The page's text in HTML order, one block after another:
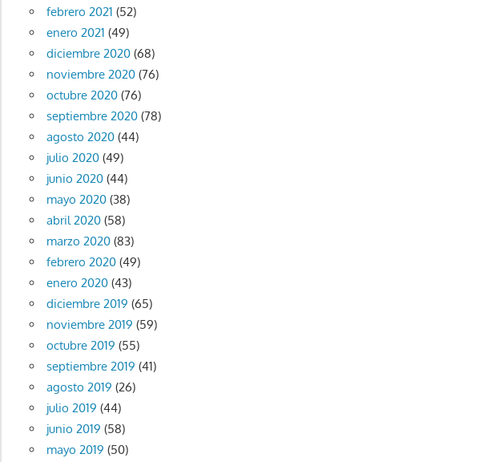
febrero 2021 (52)
enero 2021 (49)
diciembre 2020(68)
noviembre 2020(76)
octubre 2020(76)
septiembre 2020(78)
agosto 2020(44)
julio 2020(49)
junio 2020(44)
mayo 2020(38)
abril 2020(58)
marzo 2020(83)
febrero 2020(49)
enero 2020(43)
diciembre 2019 (65)
noviembre 2019 (59)
octubre 2019 (55)
septiembre 2019 (41)
agosto 2019 (26)
julio 2019 (44)
junio 2019 (58)
mayo 2019 (50)